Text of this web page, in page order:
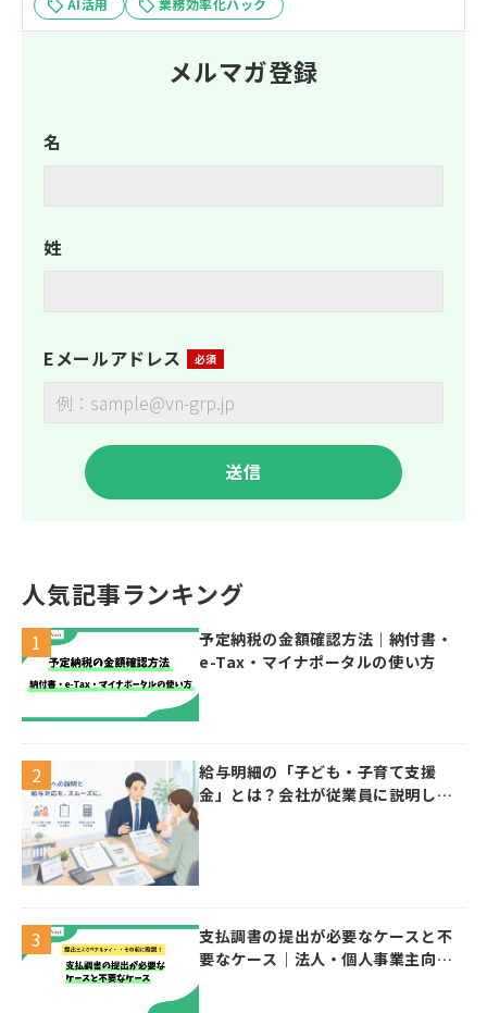
AI活用 業務効率化ハック
メルマガ登録
名
姓
Eメールアドレス
人気記事ランキング
予定納税の金額確認方法｜納付書・
e-Tax・マイナポータルの使い方
給与明細の「子ども・子育て支援
金」とは？会社が従業員に説明した
支払調書の提出が必要なケースと不
要なケース｜法人・個人事業主向け